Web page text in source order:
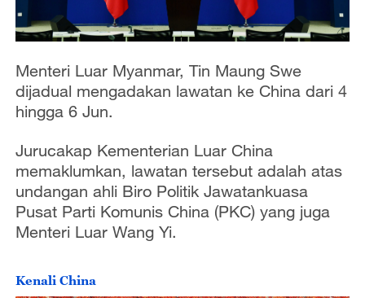
Menteri Luar Myanmar, Tin Maung Swe
dijadual mengadakan lawatan ke China dari 4
hingga 6 Jun.
Jurucakap Kementerian Luar China
memaklumkan, lawatan tersebut adalah atas
undangan ahli Biro Politik Jawatankuasa
Pusat Parti Komunis China (PKC) yang juga
Menteri Luar Wang Yi.
Kenali China